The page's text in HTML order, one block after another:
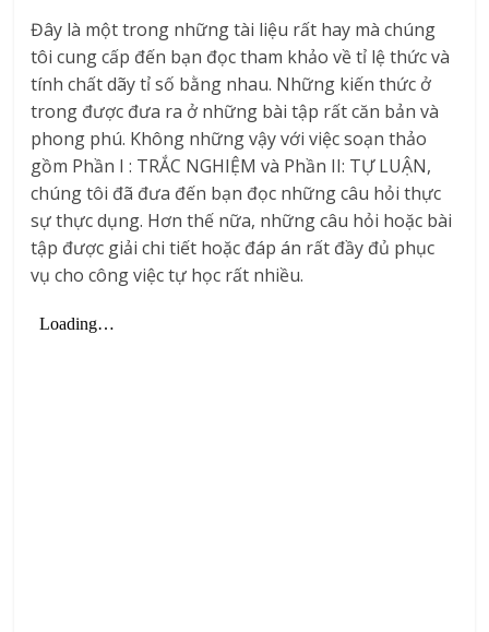
Đây là một trong những tài liệu rất hay mà chúng
tôi cung cấp đến bạn đọc tham khảo về tỉ lệ thức và
tính chất dãy tỉ số bằng nhau. Những kiến thức ở
trong được đưa ra ở những bài tập rất căn bản và
phong phú. Không những vậy với việc soạn thảo
gồm Phần I : TRẮC NGHIỆM và Phần II: TỰ LUẬN,
chúng tôi đã đưa đến bạn đọc những câu hỏi thực
sự thực dụng. Hơn thế nữa, những câu hỏi hoặc bài
tập được giải chi tiết hoặc đáp án rất đầy đủ phục
vụ cho công việc tự học rất nhiều.